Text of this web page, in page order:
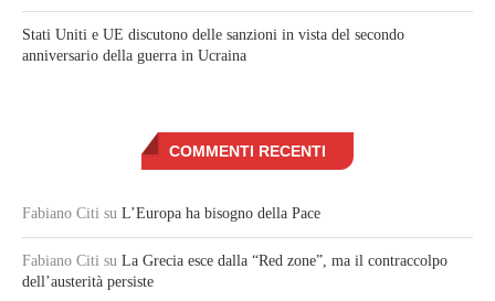
Stati Uniti e UE discutono delle sanzioni in vista del secondo
anniversario della guerra in Ucraina
COMMENTI RECENTI
Fabiano Citi su L’Europa ha bisogno della Pace
Fabiano Citi su La Grecia esce dalla “Red zone”, ma il contraccolpo
dell’austerità persiste